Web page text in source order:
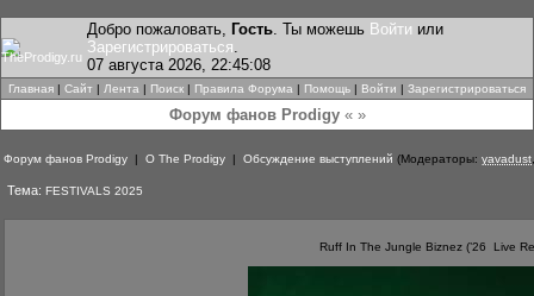
Добро пожаловать, Гость. Ты можешь Войти или
Зарегистрироваться.
07 августа 2026, 22:45:08
Главная | Сайт | Лента | Поиск | Правила Форума | Помощь | Войти | Зарегистрироваться
Форум фанов Prodigy« »
Форум фанов Prodigy | О The Prodigy | Обсуждение выступлений (Модераторы: yavadust
Тема: FESTIVALS 2025
Ruff In The Jungle Biznez (’26 Live